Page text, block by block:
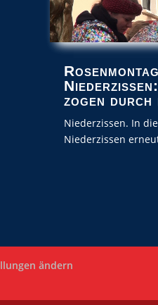
zogen
Niederzissen. In
Niederzissen
ändern